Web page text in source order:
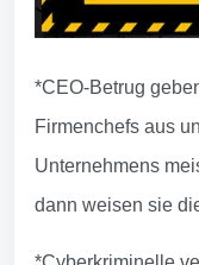
*CEO-Betrug
Firmenchefs aus
Unternehmens
dann weisen sie